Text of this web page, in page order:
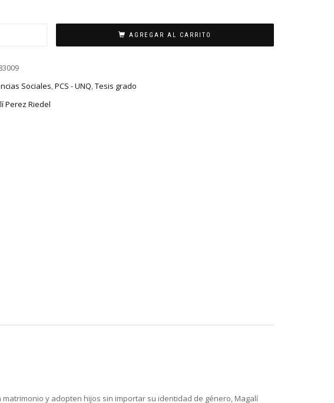
AGREGAR AL CARRITO
Sociales,PCS - UNQ,Tesis grado
Perez Riedel
y adopten hijos sin importar su identidad de género, Magalí